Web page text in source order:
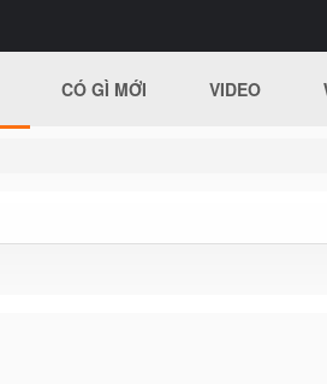
CÓ GÌ MỚI VIDEO